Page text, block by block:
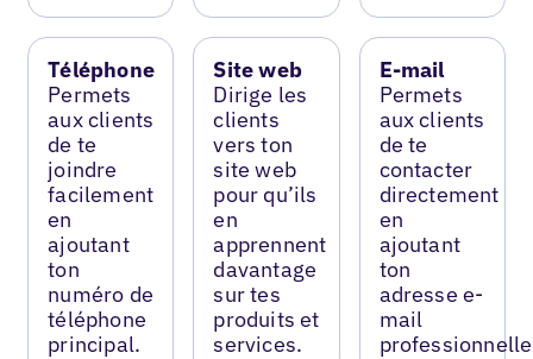
Téléphone
Permets
aux clients
de te
joindre
facilement
en
ajoutant
ton
numéro de
téléphone
principal.
Site web
Dirige les
clients
vers ton
site web
pour qu’ils
en
apprennent
davantage
sur tes
produits et
services.
E-mail
Permets
aux clients
de te
contacter
directement
en
ajoutant
ton
adresse e-
mail